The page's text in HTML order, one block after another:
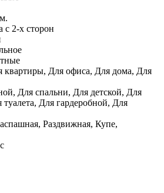
с 2-х сторон
квартиры, Для офиса, Для дома, Для
Для спальни, Для детской, Для
Для гардеробной, Для
Раздвижная, Купе,